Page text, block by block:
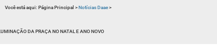
Você está aqui: Página Principal >Notícias Daae>
DA PRAÇA NO NATAL E ANO NOVO